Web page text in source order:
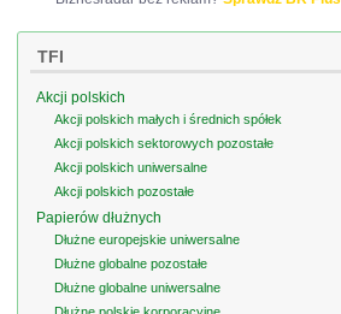
TFI
Akcji polskich
Akcji polskich małych i średnich spółek
Akcji polskich sektorowych pozostałe
Akcji polskich uniwersalne
Akcji polskich pozostałe
Papierów dłużnych
Dłużne europejskie uniwersalne
Dłużne globalne pozostałe
Dłużne globalne uniwersalne